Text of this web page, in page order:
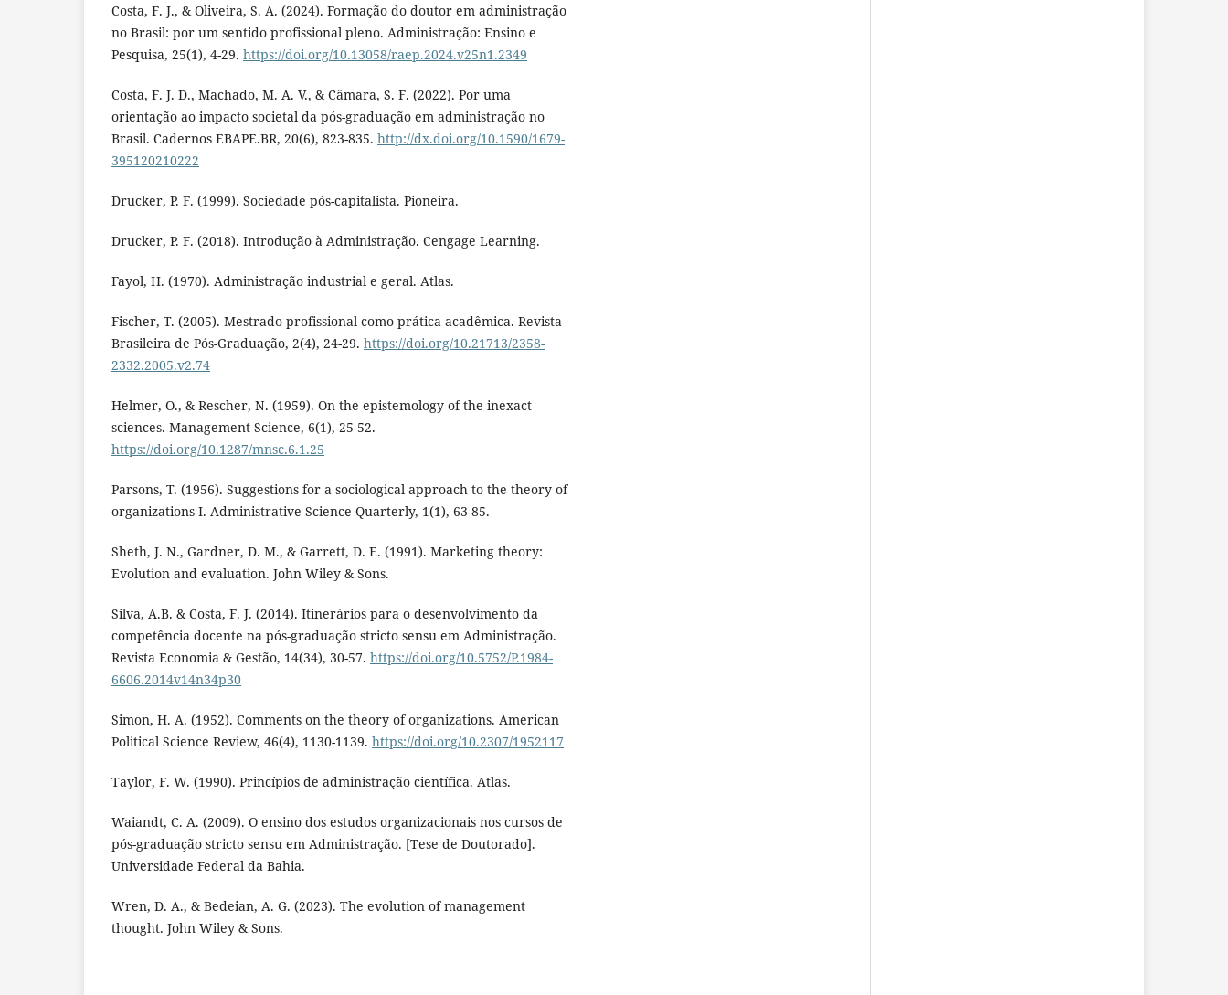
Costa, F. J., & Oliveira, S. A. (2024). Formação do doutor em administração
no Brasil: por um sentido profissional pleno. Administração: Ensino e
Pesquisa, 25(1), 4-29. https://doi.org/10.13058/raep.2024.v25n1.2349
Costa, F. J. D., Machado, M. A. V., & Câmara, S. F. (2022). Por uma
orientação ao impacto societal da pós-graduação em administração no
Brasil. Cadernos EBAPE.BR, 20(6), 823-835. http://dx.doi.org/10.1590/1679-
395120210222
Drucker, P. F. (1999). Sociedade pós-capitalista. Pioneira.
Drucker, P. F. (2018). Introdução à Administração. Cengage Learning.
Fayol, H. (1970). Administração industrial e geral. Atlas.
Fischer, T. (2005). Mestrado profissional como prática acadêmica. Revista
Brasileira de Pós-Graduação, 2(4), 24-29. https://doi.org/10.21713/2358-
2332.2005.v2.74
Helmer, O., & Rescher, N. (1959). On the epistemology of the inexact
sciences. Management Science, 6(1), 25-52.
https://doi.org/10.1287/mnsc.6.1.25
Parsons, T. (1956). Suggestions for a sociological approach to the theory of
organizations-I. Administrative Science Quarterly, 1(1), 63-85.
Sheth, J. N., Gardner, D. M., & Garrett, D. E. (1991). Marketing theory:
Evolution and evaluation. John Wiley & Sons.
Silva, A.B. & Costa, F. J. (2014). Itinerários para o desenvolvimento da
competência docente na pós-graduação stricto sensu em Administração.
Revista Economia & Gestão, 14(34), 30-57. https://doi.org/10.5752/P.1984-
6606.2014v14n34p30
Simon, H. A. (1952). Comments on the theory of organizations. American
Political Science Review, 46(4), 1130-1139. https://doi.org/10.2307/1952117
Taylor, F. W. (1990). Princípios de administração científica. Atlas.
Waiandt, C. A. (2009). O ensino dos estudos organizacionais nos cursos de
pós-graduação stricto sensu em Administração. [Tese de Doutorado].
Universidade Federal da Bahia.
Wren, D. A., & Bedeian, A. G. (2023). The evolution of management
thought. John Wiley & Sons.